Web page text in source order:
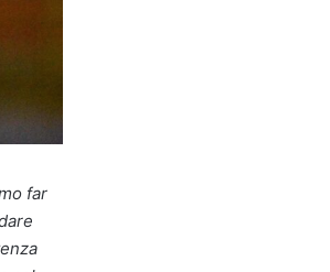
far